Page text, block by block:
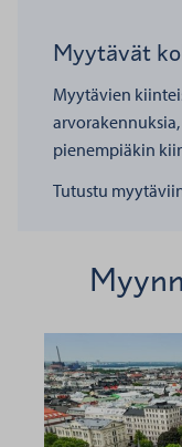
Myytävät
Myytävien
pienempiäkin
Lue lisää
Tutustu